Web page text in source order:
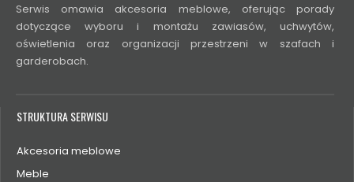
Serwis omawia akcesoria meblowe, oferując porady
dotyczące wyboru i montażu zawiasów, uchwytów,
oświetlenia oraz organizacji przestrzeni w szafach i
garderobach.
STRUKTURA SERWISU
Akcesoria meblowe
Meble